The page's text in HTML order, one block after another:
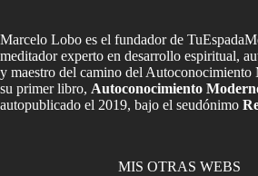
Marcelo Lobo es el fundador de
meditador experto en desarrollo espiritual,
y maestro del camino del
su primer libro, Autoconocimiento
autopublicado el 2019, bajo el seudónimo
MIS OTRAS WEBS